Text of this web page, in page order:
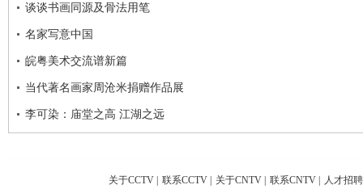
谈谈书画同源及骨法用笔
名家写意中国
皖粤美术交流谱新篇
当代著名画家周沧米捐赠作品展
李可染：庙堂之高 江湖之远
关于CCTV 联系CCTV 关于CNTV 联系CNTV 人才招聘